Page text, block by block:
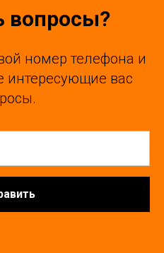
вопросы?
номер телефона и
интересующие вас